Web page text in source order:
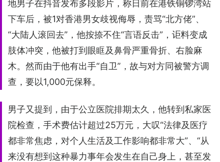
地男子在抖音发布多段影片，称日前在港铁铜锣湾站
下车后，被1对香港男女歧视侮辱，责骂“北方佬”、
“大陆人滚回去”，他按捺不住“言语反击”，讵料变成
肢体冲突，他被打到眼眶及鼻骨严重骨折、右脸麻
木。然而由于他有出手“自卫”，故与对方同被警方调
查，要以1,000元保释。
男子又提到，由于公立医院排期太久，他转到私家医
院检查，手术费估计超过25万元，大叹“法律及医疗
都非常焦虑，对个人生活及工作影响都非常大”、“从
来没有想到这种暴力事年会发生在自己身上，甚至发